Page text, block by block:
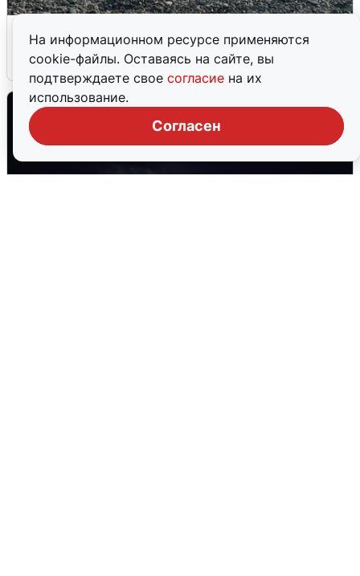
На информационном ресурсе применяются
cookie-файлы. Оставаясь на сайте, вы
подтверждаете свое согласие на их
использование.
Согласен
6 августа 0